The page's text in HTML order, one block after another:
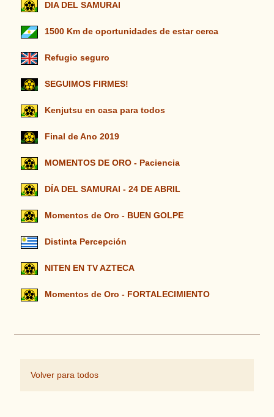
DIA DEL SAMURAI
1500 Km de oportunidades de estar cerca
Refugio seguro
SEGUIMOS FIRMES!
Kenjutsu en casa para todos
Final de Ano 2019
MOMENTOS DE ORO - Paciencia
DÍA DEL SAMURAI - 24 DE ABRIL
Momentos de Oro - BUEN GOLPE
Distinta Percepción
NITEN EN TV AZTECA
Momentos de Oro - FORTALECIMIENTO
Volver para todos